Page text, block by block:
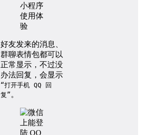
好友发来的消息、
群聊表情包都可以
正常显示，不过没
办法回复，会显示
“打开手机 QQ 回
复” 。